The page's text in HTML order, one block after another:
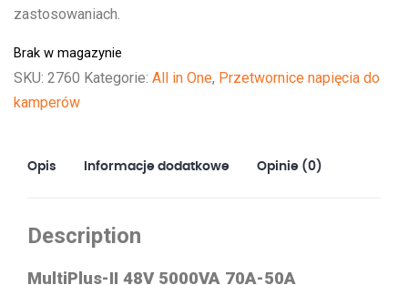
zastosowaniach.
Brak w magazynie
SKU: 2760 Kategorie: All in One, Przetwornice napięcia do
kamperów
Opis Informacje dodatkowe Opinie (0)
Description
MultiPlus-II 48V 5000VA 70A-50A